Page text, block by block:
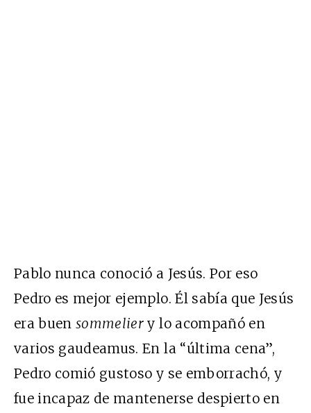
Pablo nunca conoció a Jesús. Por eso
Pedro es mejor ejemplo. Él sabía que Jesús
era buensommelier y lo acompañó en
varios gaudeamus. En la “última cena”,
Pedro comió gustoso y se emborrachó, y
fue incapaz de mantenerse despierto en